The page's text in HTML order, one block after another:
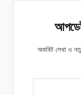
অফবিট লেখা ও